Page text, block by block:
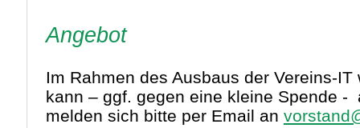
Angebot
Im Rahmen des Ausbaus der Vereins-
kann – ggf. gegen eine kleine Spende
melden sich bitte per Email an